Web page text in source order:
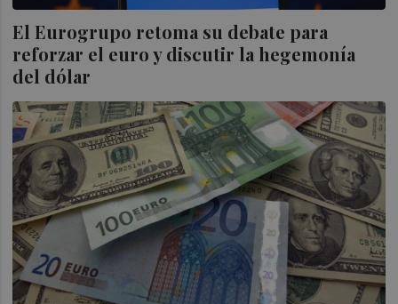
El Eurogrupo retoma su debate para
reforzar el euro y discutir la hegemonía
del dólar